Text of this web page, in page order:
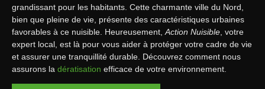
grandissant pour les habitants. Cette charmante ville du Nord,
bien que pleine de vie, présente des caractéristiques urbaines
favorables à ce nuisible. Heureusement, Action Nuisible , votre
expert local, est là pour vous aider à protéger votre cadre de vie
et assurer une tranquillité durable. Découvrez comment nous
assurons la dératisation efficace de votre environnement.